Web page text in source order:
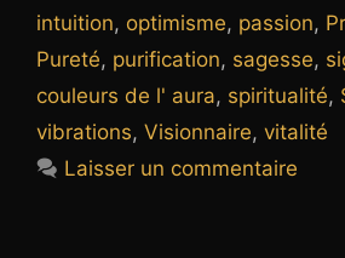
intuition, optimisme, passion,
Pureté, purification, sagesse,
couleurs de l' aura, spiritualité,
vibrations, Visionnaire, vitalité
Laisser un commentaire